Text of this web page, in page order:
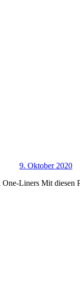
9. Oktober 2020
Liners Mit